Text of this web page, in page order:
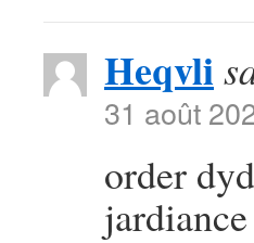
Heqvli
31 août
order